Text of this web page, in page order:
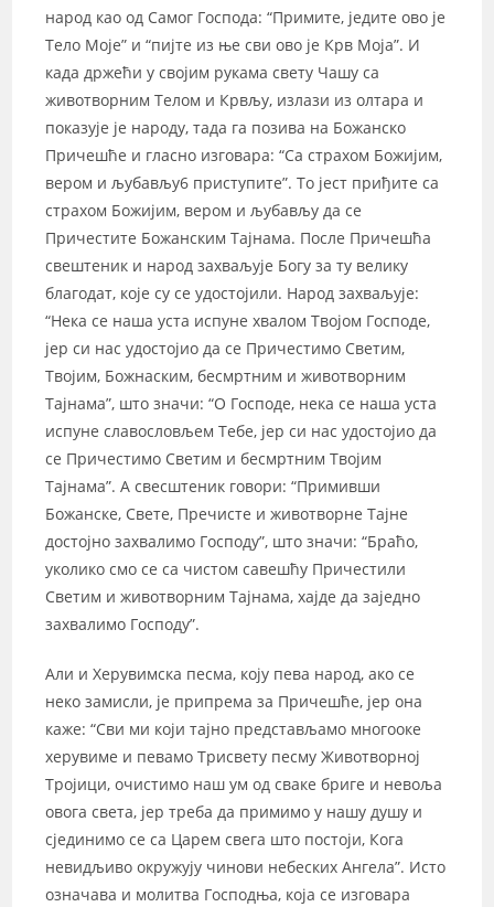
народ као од Самог Господа: “Примите, једите ово је
Тело Моје” и “пијте из ње сви ово је Крв Моја”. И
када држећи у својим рукама свету Чашу са
животворним Телом и Крвљу, излази из олтара и
показује је народу, тада га позива на Божанско
Причешће и гласно изговара: “Са страхом Божијим,
вером и љубављу6 приступите”. То јест приђите са
страхом Божијим, вером и љубављу да се
Причестите Божанским Тајнама. После Причешћа
свештеник и народ захваљује Богу за ту велику
благодат, које су се удостојили. Народ захваљује:
“Нека се наша уста испуне хвалом Твојом Господе,
јер си нас удостојио да се Причестимо Светим,
Твојим, Божнаским, бесмртним и животворним
Тајнама”, што значи: “О Господе, нека се наша уста
испуне славословљем Тебе, јер си нас удостојио да
се Причестимо Светим и бесмртним Твојим
Тајнама”. А свесштеник говори: “Примивши
Божанске, Свете, Пречисте и животворне Тајне
достојно захвалимо Господу”, што значи: “Браћо,
уколико смо се са чистом савешћу Причестили
Светим и животворним Тајнама, хајде да заједно
захвалимо Господу”.
Али и Херувимска песма, коју пева народ, ако се
неко замисли, је припрема за Причешће, јер она
каже: “Сви ми који тајно представљамо многооке
херувиме и певамо Трисвету песму Животворној
Тројици, очистимо наш ум од сваке бриге и невоља
овога света, јер треба да примимо у нашу душу и
сјединимо се са Царем свега што постоји, Кога
невидљиво окружују чинови небеских Ангела”. Исто
означава и молитва Господња, која се изговара